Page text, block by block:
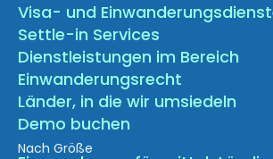
Visa- und
Settle-in Services
Dienstleistungen im Bereich
Einwanderungsrecht
Länder, in die wir umsiedeln
Demo buchen
Nach Größe